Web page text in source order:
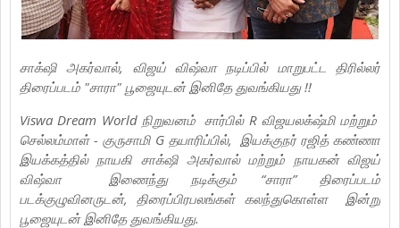
சாக்‌ஷி அகர்வால், விஜய் விஷ்வா நடிப்பில் மாறுபட்ட திரில்லர்
திரைப்படம் "சாரா" பூஜையுடன் இனிதே துவங்கியது !!
Viswa Dream World நிறுவனம் சார்பில் R விஜயலக்‌ஷ்மி மற்றும்
செல்லம்மாள் - குருசாமி G தயாரிப்பில், இயக்குநர் ரஜித் கண்ணா
இயக்கத்தில் நாயகி சாக்‌ஷி அகர்வால் மற்றும் நாயகன் விஜய்
விஷ்வா இணைந்து நடிக்கும் “சாரா” திரைப்படம்
படக்குழுவினருடன், திரைப்பிரபலங்கள் கலந்துகொள்ள இன்று
பூஜையுடன் இனிதே துவங்கியது.